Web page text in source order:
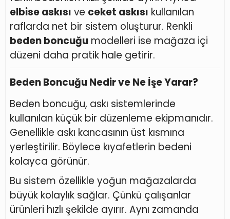
elbise askısı ve ceket askısı kullanılan
raflarda net bir sistem oluşturur. Renkli
beden boncuğu modelleri ise mağaza içi
düzeni daha pratik hale getirir.
Beden Boncuğu Nedir ve Ne İşe Yarar?
Beden boncuğu, askı sistemlerinde
kullanılan küçük bir düzenleme ekipmanıdır.
Genellikle askı kancasının üst kısmına
yerleştirilir. Böylece kıyafetlerin bedeni
kolayca görünür.
Bu sistem özellikle yoğun mağazalarda
büyük kolaylık sağlar. Çünkü çalışanlar
ürünleri hızlı şekilde ayırır. Aynı zamanda